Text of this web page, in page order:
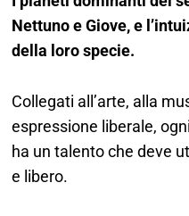
NettunoeGiove, e
della loro specie.
Collegati all’arte, alla
espressione liberale,
ha un talento che deve
e libero.